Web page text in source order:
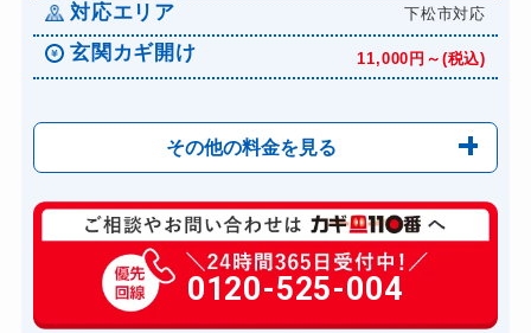
対応エリア 下松市対応
玄関カギ開け 11,000円～(税込)
その他の料金を見る
玄関カギ修理 6,600円～(税込)
玄関カギ作成 14,300円～(税込)
玄関カギ交換 14,300円～(税込)
0120-525-004